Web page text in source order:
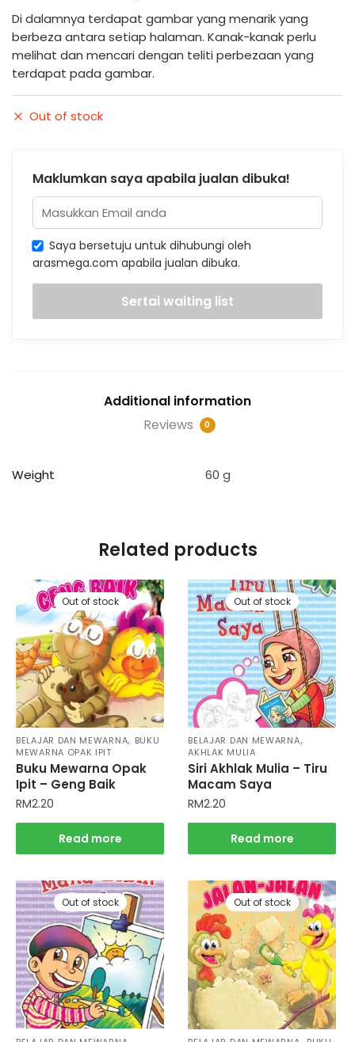
Di dalamnya terdapat gambar yang menarik yang
berbeza antara setiap halaman. Kanak-kanak perlu
melihat dan mencari dengan teliti perbezaan yang
terdapat pada gambar.
Out of stock
Maklumkan saya apabila jualan dibuka!
Saya bersetuju untuk dihubungi oleh
arasmega.com apabila jualan dibuka.
Additional information
Reviews
0
Weight 60 g
Related products
Out of stock
BELAJAR DAN MEWARNA, BUKU
MEWARNA OPAK IPIT
Buku Mewarna Opak
Ipit – Geng Baik
RM2.20
Read more
Out of stock
BELAJAR DAN MEWARNA,
AKHLAK MULIA
Siri Akhlak Mulia – Tiru
Macam Saya
RM2.20
Read more
Out of stock Out of stock